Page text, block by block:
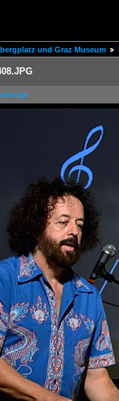
und Graz Museum